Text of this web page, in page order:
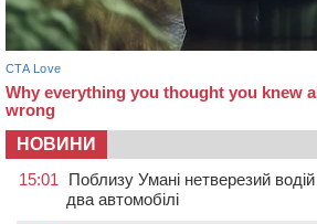
НОВИНИ
15:01
Поблизу Умані нетверезий
два автомобілі